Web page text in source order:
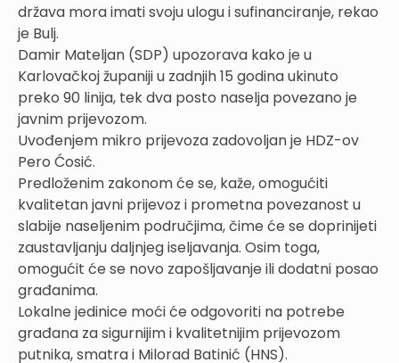
država mora imati svoju ulogu i sufinanciranje, rekao
je Bulj.
Damir Mateljan (SDP) upozorava kako je u
Karlovačkoj županiji u zadnjih 15 godina ukinuto
preko 90 linija, tek dva posto naselja povezano je
javnim prijevozom.
Uvođenjem mikro prijevoza zadovoljan je HDZ-ov
Pero Ćosić.
Predloženim zakonom će se, kaže, omogućiti
kvalitetan javni prijevoz i prometna povezanost u
slabije naseljenim područjima, čime će se doprinijeti
zaustavljanju daljnjeg iseljavanja. Osim toga,
omogućit će se novo zapošljavanje ili dodatni posao
građanima.
Lokalne jedinice moći će odgovoriti na potrebe
građana za sigurnijim i kvalitetnijim prijevozom
putnika, smatra i Milorad Batinić (HNS).